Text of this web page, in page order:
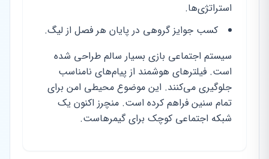
استراتژی‌ها.
کسب جوایز گروهی در پایان هر فصل از لیگ.
سیستم اجتماعی بازی بسیار سالم طراحی شده
است. فیلترهای هوشمند از پیام‌های نامناسب
جلوگیری می‌کنند. این موضوع محیطی امن برای
تمام سنین فراهم کرده است. منچرز اکنون یک
شبکه اجتماعی کوچک برای گیمرهاست.